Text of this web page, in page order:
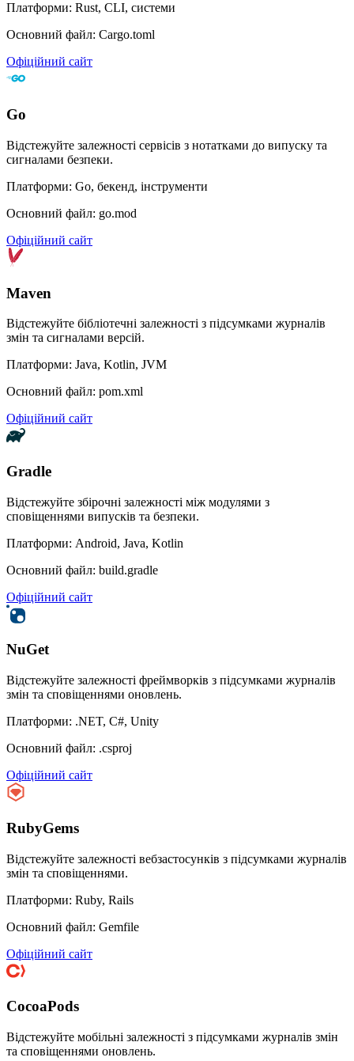
Платформи: Rust, CLI, системи
Основний файл: Cargo.toml
Офіційний сайт
Go
Відстежуйте залежності сервісів з нотатками до випуску та
сигналами безпеки.
Платформи: Go, бекенд, інструменти
Основний файл: go.mod
Офіційний сайт
Maven
Відстежуйте бібліотечні залежності з підсумками журналів
змін та сигналами версій.
Платформи: Java, Kotlin, JVM
Основний файл: pom.xml
Офіційний сайт
Gradle
Відстежуйте збірочні залежності між модулями з
сповіщеннями випусків та безпеки.
Платформи: Android, Java, Kotlin
Основний файл: build.gradle
Офіційний сайт
NuGet
Відстежуйте залежності фреймворків з підсумками журналів
змін та сповіщеннями оновлень.
Платформи: .NET, C#, Unity
Основний файл: .csproj
Офіційний сайт
RubyGems
Відстежуйте залежності вебзастосунків з підсумками журналів
змін та сповіщеннями.
Платформи: Ruby, Rails
Основний файл: Gemfile
Офіційний сайт
CocoaPods
Відстежуйте мобільні залежності з підсумками журналів змін
та сповіщеннями оновлень.